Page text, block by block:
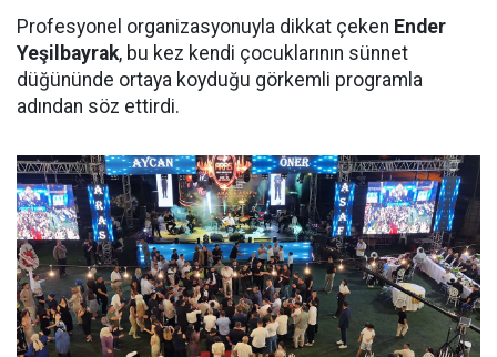
Profesyonel organizasyonuyla dikkat çeken Ender
Yeşilbayrak, bu kez kendi çocuklarının sünnet
düğününde ortaya koyduğu görkemli programla
adından söz ettirdi.